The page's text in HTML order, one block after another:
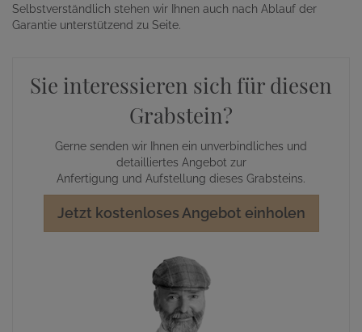
Selbstverständlich stehen wir Ihnen auch nach Ablauf der
Garantie unterstützend zu Seite.
Sie interessieren sich für diesen
Grabstein?
Gerne senden wir Ihnen ein unverbindliches und
detailliertes Angebot zur
Anfertigung und Aufstellung dieses Grabsteins.
Jetzt kostenloses Angebot einholen